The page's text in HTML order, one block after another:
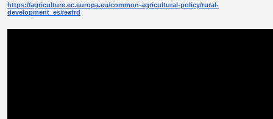
https://agriculture.ec.europa.eu/common-agricultural-policy/rural-
development_es#eafrd